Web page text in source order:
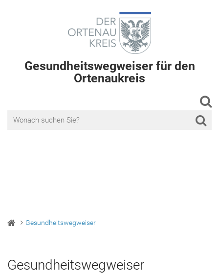
Gesundheitswegweiser für den
Ortenaukreis
Gesundheitswegweiser
Gesundheitswegweiser